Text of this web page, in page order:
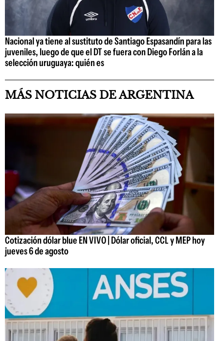
Nacional ya tiene al sustituto de Santiago Espasandín para las
juveniles, luego de que el DT se fuera con Diego Forlán a la
selección uruguaya: quién es
MÁS NOTICIAS DE ARGENTINA
Cotización dólar blue EN VIVO | Dólar oficial, CCL y MEP hoy
jueves 6 de agosto